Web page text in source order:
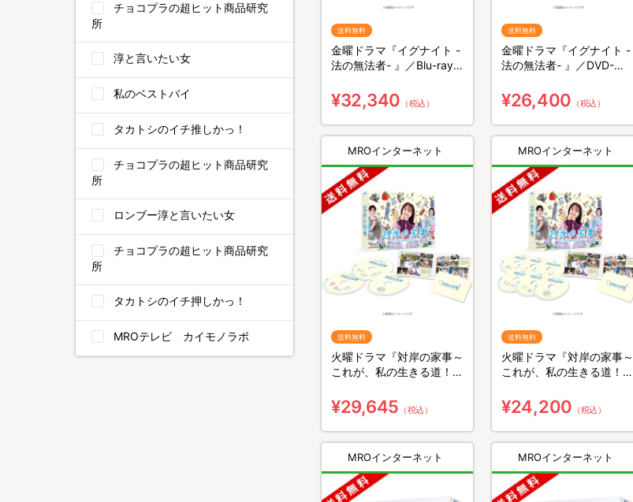
送料無料
金曜ドラマ『イグナイト -
法の無法者- 』／Blu-ray
¥32,340 （税込）
送料無料
金曜ドラマ『イグナイト -
法の無法者- 』／DVD-
¥26,400 （税込）
MROインターネット
送料無料
火曜ドラマ『対岸の家事～
これが、私の生きる道！
無料・3枚組）
¥29,645 （税込）
MROインターネット
送料無料
火曜ドラマ『対岸の家事～
これが、私の生きる道！
料・6枚組）
¥24,200 （税込）
MROインターネット MROインターネット
チョコプラの超ヒット商品研究
所
淳と言いたい女
私のベストバイ
タカトシのイチ推しかっ！
チョコプラの超ヒット商品研究
所
ロンブー淳と言いたい女
チョコプラの超ヒット商品研究
所
タカトシのイチ押しかっ！
MROテレビ カイモノラボ